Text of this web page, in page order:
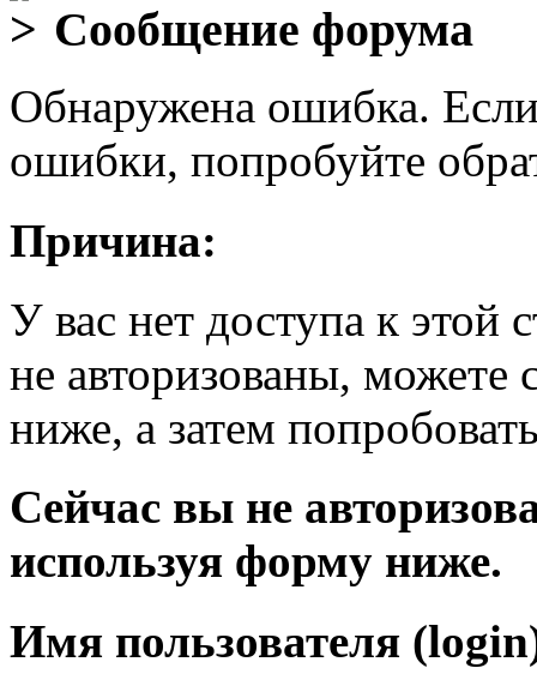
Сообщение форума
Обнаружена ошибка.
ошибки, попробуйте
Причина:
У вас нет доступа к
не авторизованы, можете
ниже, а затем
Сейчас вы не
используя форму ниже.
Имя пользователя